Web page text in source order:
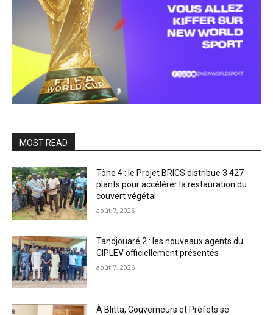
MOST READ
Tône 4 : le Projet BRICS distribue 3 427
plants pour accélérer la restauration du
couvert végétal
août 7, 2026
Tandjouaré 2 : les nouveaux agents du
CIPLEV officiellement présentés
août 7, 2026
À Blitta, Gouverneurs et Préfets se